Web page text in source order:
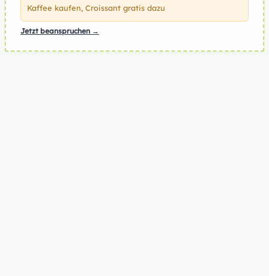
Kaffee kaufen, Croissant gratis dazu
Jetzt beanspruchen →